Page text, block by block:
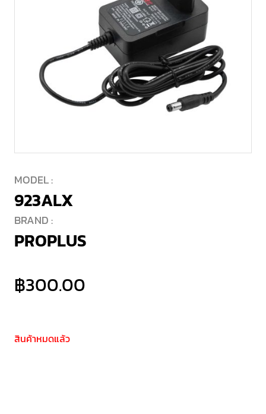
MODEL :
923ALX
BRAND :
PROPLUS
฿300.00
สินค้าหมดแล้ว